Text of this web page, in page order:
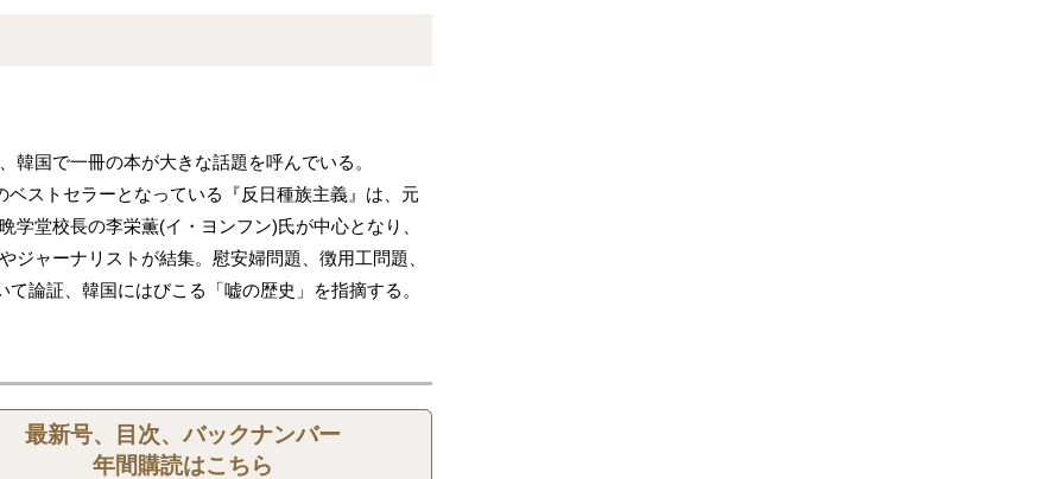
韓国で一冊の本が大きな話題を呼んでいる。
ベストセラーとなっている『反日種族主義』は、元
学堂校長の李栄薫(イ・ヨンフン)氏が中心となり、
ジャーナリストが結集。慰安婦問題、徴用工問題、
論証、韓国にはびこる「嘘の歴史」を指摘する。
最新号、目次、バックナンバー
年間購読はこちら